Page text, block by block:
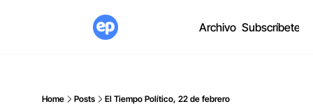
Archivo Subscríbete
Home Posts El Tiempo Político, 22 de febrero